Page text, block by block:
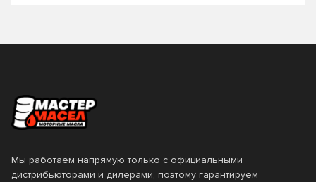
Мы работаем напрямую только с официальными
дистрибьюторами и дилерами, поэтому гарантируем